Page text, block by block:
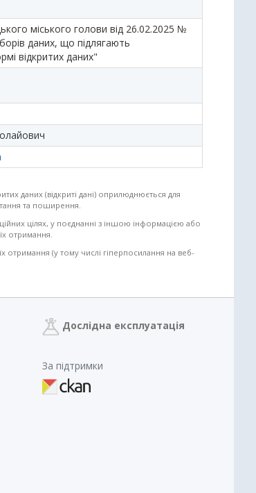
міського голови від 26.02.2025 №
даних, що підлягають
відкритих даних"
даних (відкриті дані) оприлюднюється для
та поширення.
цілях, у поєднанні з іншою інформацією або
отримання.
(у тому числі гіперпосилання на веб-
Дослідна експлуатація
За підтримки